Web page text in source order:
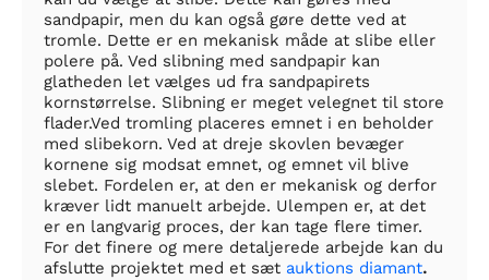
sandpapir, men du kan også gøre dette ved at
tromle. Dette er en mekanisk måde at slibe eller
polere på. Ved slibning med sandpapir kan
glatheden let vælges ud fra sandpapirets
kornstørrelse. Slibning er meget velegnet til store
flader.Ved tromling placeres emnet i en beholder
med slibekorn. Ved at dreje skovlen bevæger
kornene sig modsat emnet, og emnet vil blive
slebet. Fordelen er, at den er mekanisk og derfor
kræver lidt manuelt arbejde. Ulempen er, at det
er en langvarig proces, der kan tage flere timer.
For det finere og mere detaljerede arbejde kan du
afslutte projektet med et sæt auktions diamant.